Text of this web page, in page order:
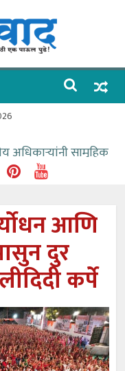
अधिकाऱ्यांनी सामुहिक
पात्र
येते – शिवप्रसाद
सामाजिक
आणि
दुर
कर्पे